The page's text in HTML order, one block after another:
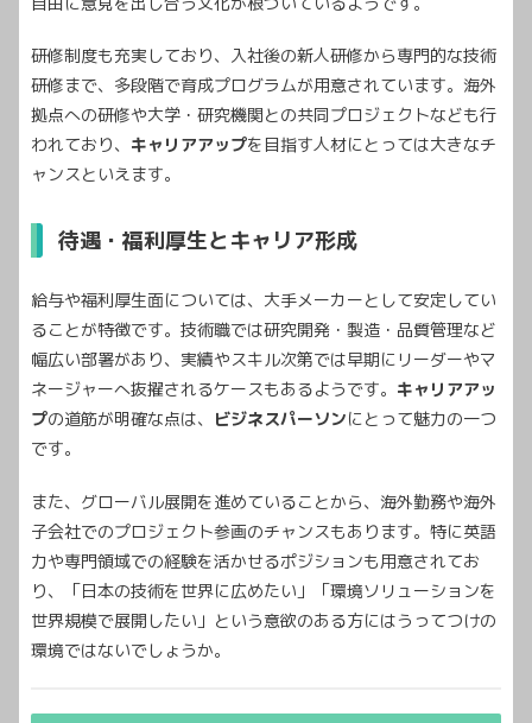
研修制度も充実しており、入社後の新人研修から専門的な技術
研修まで、多段階で育成プログラムが用意されています。海外
拠点への研修や大学・研究機関との共同プロジェクトなども行
われており、 キャリアアップを目指す人材にとっては大きなチ
ャンスといえます。
待遇・福利厚生とキャリア形成
給与や福利厚生面については、大手メーカーとして安定してい
ることが特徴です。技術職では研究開発・製造・品質管理など
幅広い部署があり、実績やスキル次第では早期にリーダーやマ
ネージャーへ抜擢されるケースもあるようです。 キャリアアッ
プの道筋が明確な点は、 ビジネスパーソンにとって魅力の一つ
です。
また、グローバル展開を進めていることから、海外勤務や海外
子会社でのプロジェクト参画のチャンスもあります。特に英語
力や専門領域での経験を活かせるポジションも用意されてお
り、「日本の技術を世界に広めたい」「環境ソリューションを
世界規模で展開したい」という意欲のある方にはうってつけの
環境ではないでしょうか。